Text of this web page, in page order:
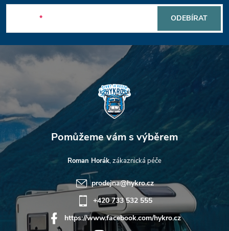
p
a
t
í
ODEBÍRAT
Roman Horák
prodejna@hykro.cz
+420 733 532 555
https://www.facebook.com/hykro.cz